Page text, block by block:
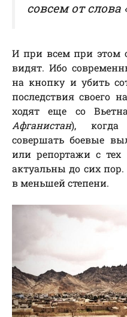
совсем от слова
И при всем при этом
видят. Ибо
на кнопку и убить
последствия своего
ходят еще со
Афганистан), когда
совершать боевые
или репортажи с тех
актуальны до сих
в меньшей степени.